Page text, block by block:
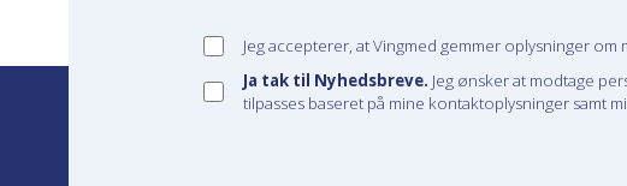
Jeg accepterer, at Vingmed gemmer oplysninger
Ja tak til Nyhedsbreve. Jeg ønsker at modtage
tilpasses baseret på mine kontaktoplysninger samt